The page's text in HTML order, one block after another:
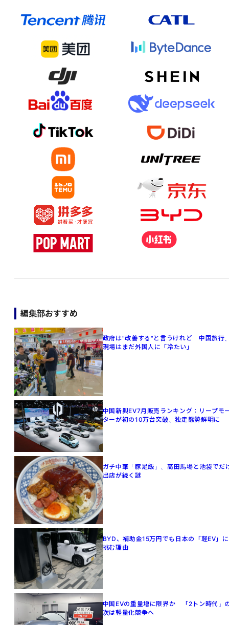
編集部おすすめ
政府は"改善する"と言うけれど 中国旅行
現場はまだ外国人に「冷たい」
中国新興EV7月販売ランキング：リープモ
ターが初の10万台突破、独走態勢鮮明に
ガチ中華「豚足飯」、高田馬場と池袋でだ
出店が続く謎
BYD、補助金15万円でも日本の「軽EV」に
挑む理由
中国EVの重量増に限界か 「2トン時代」
次は軽量化競争へ